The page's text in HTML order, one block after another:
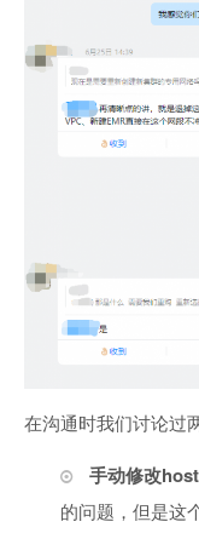
在沟通时我们讨论过
手动修改
的问题，但是这